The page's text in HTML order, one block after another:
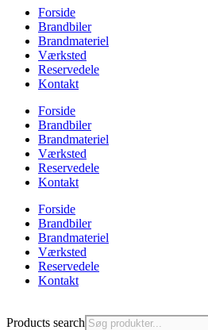
Forside
Brandbiler
Brandmateriel
Værksted
Reservedele
Kontakt
Forside
Brandbiler
Brandmateriel
Værksted
Reservedele
Kontakt
Forside
Brandbiler
Brandmateriel
Værksted
Reservedele
Kontakt
Products search